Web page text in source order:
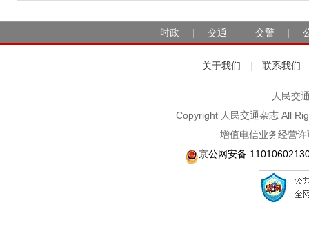
时政 交通 交警
关于我们 联系我们
人民交
Copyright 人民交通杂志 All
增值电信业务经营
京公网安备